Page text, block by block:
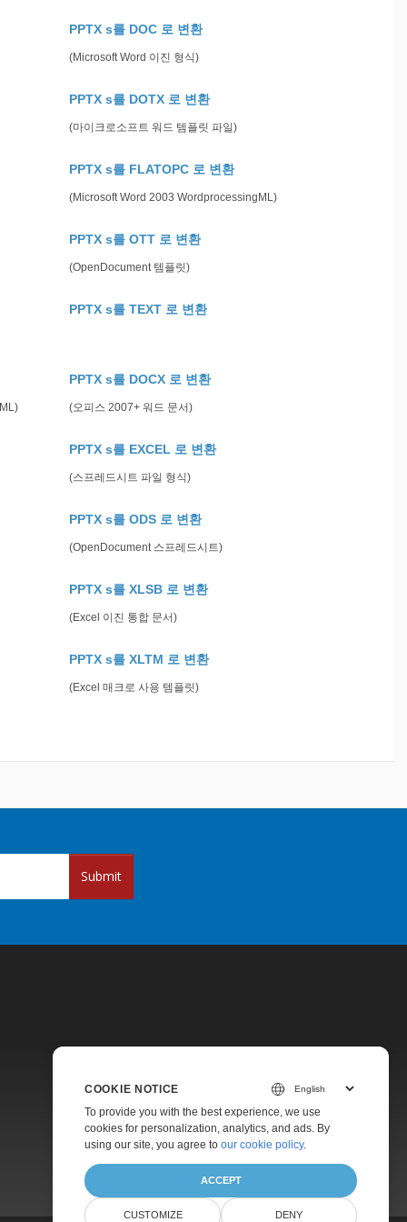
PPTX s를 DOC 로 변환
(Microsoft Word 이진 형식)
PPTX s를 DOTX 로 변환
(마이크로소프트 워드 템플릿 파일)
PPTX s를 FLATOPC 로 변환
(Microsoft Word 2003 WordprocessingML)
PPTX s를 OTT 로 변환
(OpenDocument 템플릿)
PPTX s를 TEXT 로 변환
PPTX s를 DOCX 로 변환
(오피스 2007+ 워드 문서)
PPTX s를 EXCEL 로 변환
(스프레드시트 파일 형식)
PPTX s를 ODS 로 변환
(OpenDocument 스프레드시트)
PPTX s를 XLSB 로 변환
(Excel 이진 통합 문서)
PPTX s를 XLTM 로 변환
(Excel 매크로 사용 템플릿)
Submit
Pricing
Paid Support
About
COOKIE NOTICE
To provide you with the best experience, we use
cookies for personalization, analytics, and ads. By
using our site, you agree to our cookie policy.
ACCEPT
CUSTOMIZE DENY